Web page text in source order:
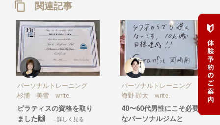
関連記事
パーソナルトレーニング
杉浦 美雪 write.
ピラティスの資格を取り
ました🙌
…詳しく見る
パーソナルトレーニング
海野 顕太 write.
40〜60代男性にこそ必要
なパーソナルジムと